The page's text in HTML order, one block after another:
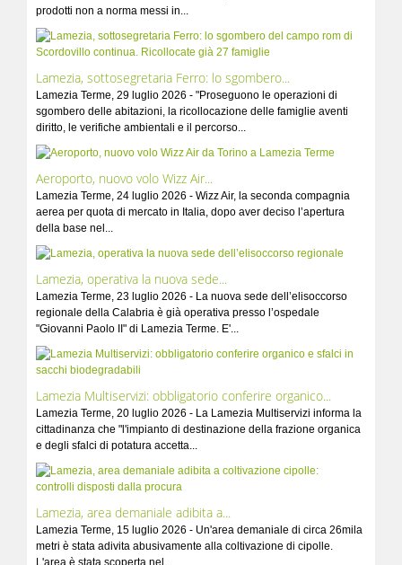
prodotti non a norma messi in...
Lamezia, sottosegretaria Ferro: lo sgombero...
Lamezia Terme, 29 luglio 2026 - "Proseguono le operazioni di
sgombero delle abitazioni, la ricollocazione delle famiglie aventi
diritto, le verifiche ambientali e il percorso...
Aeroporto, nuovo volo Wizz Air...
Lamezia Terme, 24 luglio 2026 - Wizz Air, la seconda compagnia
aerea per quota di mercato in Italia, dopo aver deciso l’apertura
della base nel...
Lamezia, operativa la nuova sede...
Lamezia Terme, 23 luglio 2026 - La nuova sede dell’elisoccorso
regionale della Calabria è già operativa presso l’ospedale
"Giovanni Paolo II" di Lamezia Terme. E'...
Lamezia Multiservizi: obbligatorio conferire organico...
Lamezia Terme, 20 luglio 2026 - La Lamezia Multiservizi informa la
cittadinanza che "l'impianto di destinazione della frazione organica
e degli sfalci di potatura accetta...
Lamezia, area demaniale adibita a...
Lamezia Terme, 15 luglio 2026 - Un'area demaniale di circa 26mila
metri è stata adivita abusivamente alla coltivazione di cipolle.
L'area è stata scoperta nel...